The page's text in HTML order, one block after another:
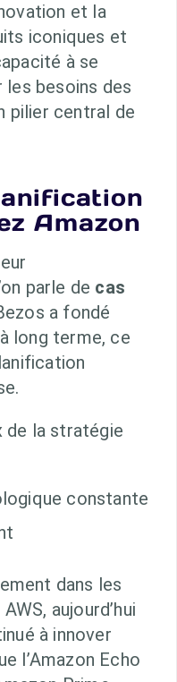
et la
iconiques et
à se
besoins des
pilier central de
Amazon
parle de cas
a fondé
long terme, ce
de la stratégie
constante
dans les
aujourd’hui
à innover
l’Amazon Echo